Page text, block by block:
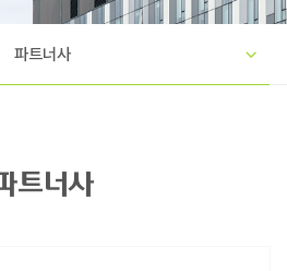
파트너사
트너사